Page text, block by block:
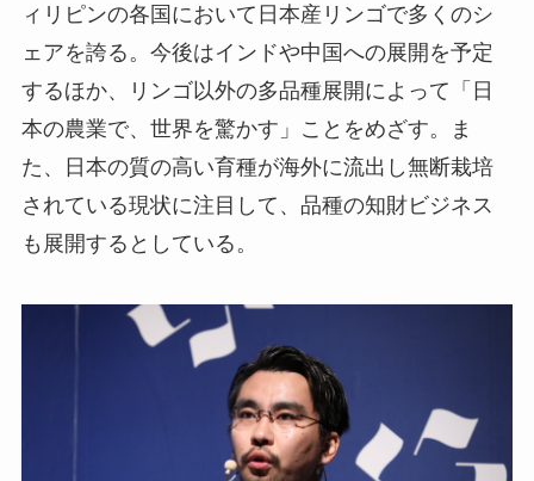
ィリピンの各国において日本産リンゴで多くのシ
ェアを誇る。今後はインドや中国への展開を予定
するほか、リンゴ以外の多品種展開によって「日
本の農業で、世界を驚かす」ことをめざす。ま
た、日本の質の高い育種が海外に流出し無断栽培
されている現状に注目して、品種の知財ビジネス
も展開するとしている。